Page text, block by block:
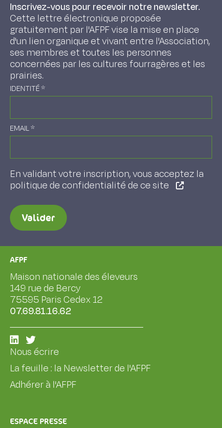
Inscrivez-vous pour recevoir notre newsletter.
Cette lettre électronique proposée
gratuitement par l'AFPF vise la mise en place
d'un lien organique et vivant entre l'Association,
ses membres et toutes les personnes
concernées par les cultures fourragères et les
prairies.
IDENTITÉ*
EMAIL*
En validant votre inscription, vous acceptez la
politique de confidentialité de ce site
Valider
AFPF
Maison nationale des éleveurs
149 rue de Bercy
75595 Paris Cedex 12
07.69.81.16.62
Nous écrire
La feuille : la Newsletter de l'AFPF
Adhérer à l'AFPF
ESPACE PRESSE